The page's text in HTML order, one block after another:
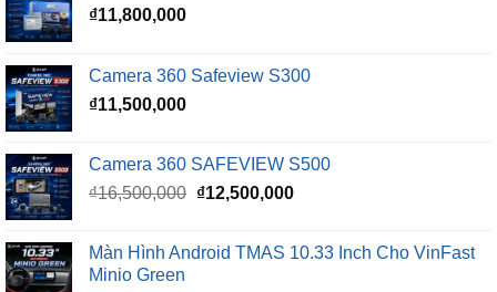
₫11,800,000
Camera 360 Safeview S300
₫11,500,000
Camera 360 SAFEVIEW S500
₫16,500,000 Giá
₫16,500,000.
₫12,500,000Giá
là:
Màn Hình Android TMAS 10.33 Inch Cho VinFast
Minio Green